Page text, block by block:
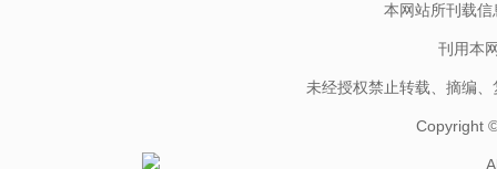
本网站所刊载
刊用本
未经授权禁止转载、摘编
Copyright